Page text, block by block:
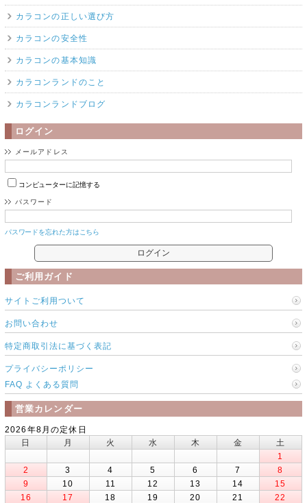
カラコンの正しい選び方
カラコンの安全性
カラコンの基本知識
カラコンランドのこと
カラコンランドブログ
ログイン
メールアドレス
コンピューターに記憶する
パスワード
パスワードを忘れた方はこちら
ご利用ガイド
サイトご利用ついて
お問い合わせ
特定商取引法に基づく表記
プライバシーポリシー
FAQ よくある質問
営業カレンダー
2026年8月の定休日
日
月 火 水 木 金
土
1
2
3 4 5 6 7
8
9
10 11 12 13 14
15
16
17 18 19 20 21
22